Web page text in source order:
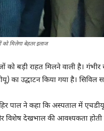
मिलेगा बेहतर इलाज
को बड़ी राहत मिलने वाली है।
का उद्घाटन किया गया है। सिविल
पाल ने कहा कि अस्पताल में
और विशेष देखभाल की आवश्यकता